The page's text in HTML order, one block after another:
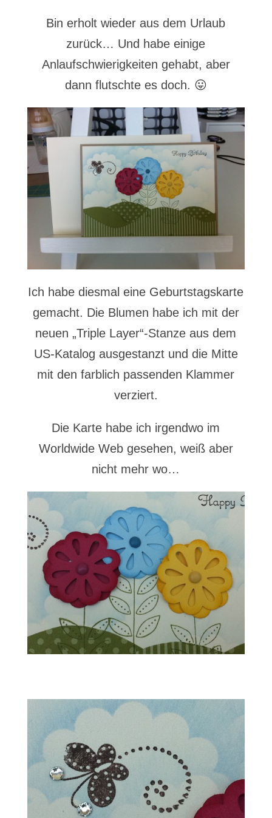
Bin erholt wieder aus dem Urlaub
zurück… Und habe einige
Anlaufschwierigkeiten gehabt, aber
dann flutschte es doch. 😛
Ich habe diesmal eine Geburtstagskarte
gemacht. Die Blumen habe ich mit der
neuen „Triple Layer“-Stanze aus dem
US-Katalog ausgestanzt und die Mitte
mit den farblich passenden Klammer
verziert.
Die Karte habe ich irgendwo im
Worldwide Web gesehen, weiß aber
nicht mehr wo…